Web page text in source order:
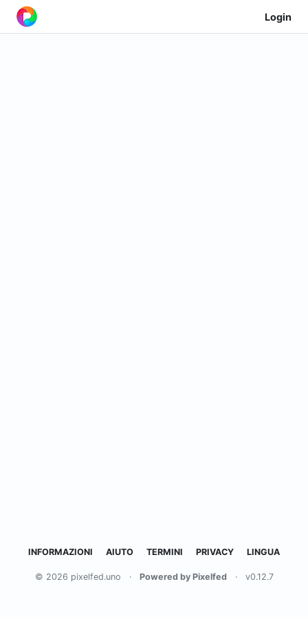
Login
INFORMAZIONI AIUTO TERMINI PRIVACY LINGUA
© 2026 pixelfed.uno · Powered by Pixelfed · v0.12.7